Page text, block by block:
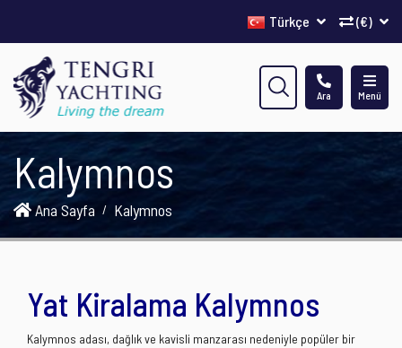
(€)
Türkçe
Menü
Ara
Kalymnos
Ana Sayfa Kalymnos
Yat Kiralama Kalymnos
Kalymnos adası, dağlık ve kavisli manzarası nedeniyle popüler bir